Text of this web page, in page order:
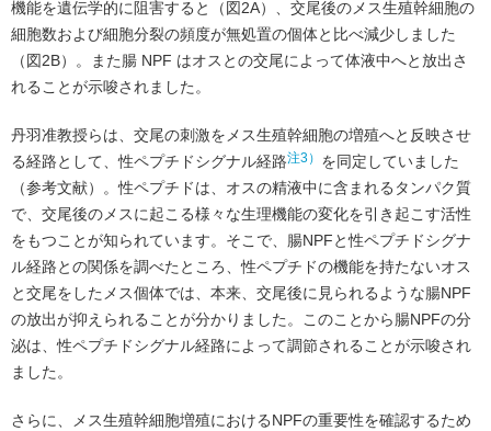
機能を遺伝学的に阻害すると（図2A）、交尾後のメス生殖幹細胞の
細胞数および細胞分裂の頻度が無処置の個体と比べ減少しました
（図2B）。また腸 NPF はオスとの交尾によって体液中へと放出さ
れることが示唆されました。
丹羽准教授らは、交尾の刺激をメス生殖幹細胞の増殖へと反映させ
る経路として、性ペプチドシグナル経路注3） を同定していました
（参考文献）。性ペプチドは、オスの精液中に含まれるタンパク質
で、交尾後のメスに起こる様々な生理機能の変化を引き起こす活性
をもつことが知られています。そこで、腸NPFと性ペプチドシグナ
ル経路との関係を調べたところ、性ペプチドの機能を持たないオス
と交尾をしたメス個体では、本来、交尾後に見られるような腸NPF
の放出が抑えられることが分かりました。このことから腸NPFの分
泌は、性ペプチドシグナル経路によって調節されることが示唆され
ました。
さらに、メス生殖幹細胞増殖におけるNPFの重要性を確認するため